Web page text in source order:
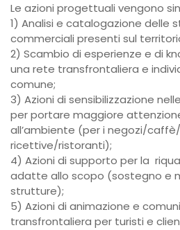
Le azioni progettuali vengono
1) Analisi e catalogazione delle
commerciali presenti sul
2) Scambio di esperienze e di
una rete transfrontaliera e
comune;
3) Azioni di sensibilizzazione
per portare maggiore
all’ambiente (per i negozi/
ricettive/ristoranti);
4) Azioni di supporto per la
adatte allo scopo (sostegno e
strutture);
5) Azioni di animazione e
transfrontaliera per turisti e